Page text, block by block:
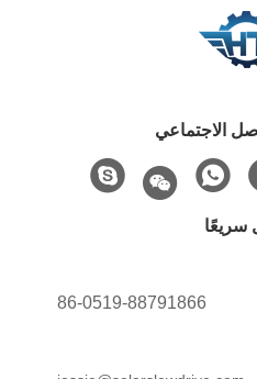
الاجتماعي
سريعًا
86-0519-88791866